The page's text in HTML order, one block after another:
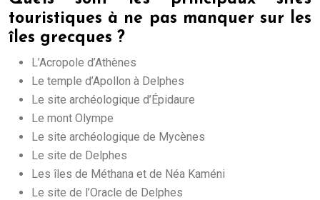
touristiques à ne pas manquer sur les
îles grecques ?
L’Acropole d’Athènes
Le temple d’Apollon à Delphes
Le site archéologique d’Épidaure
Le mont Olympe
Le site archéologique de Mycènes
Le site de Delphes
Les îles de Méthana et de Néa Kaméni
Le site de l’Oracle de Delphes